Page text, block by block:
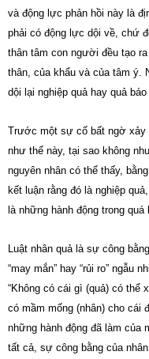
và động lực phản hồi này là
phải có động lực dội về, chứ
thân tâm con người đều tạo
thân, của khẩu và của tâm ý.
dội lại nghiệp quả hay quả
Trước một sự cố bất ngờ xảy
như thế này, tại sao không
nguyên nhân có thể thấy,
kết luận rằng đó là nghiệp
là những hành động trong
Luật nhân quả là sự công
“may mắn” hay “rủi ro” ngẫu
“Không có cái gì (quả) có thể
có mầm mống (nhân) cho cái
những hành động đã làm của
tất cả, sự công bằng của